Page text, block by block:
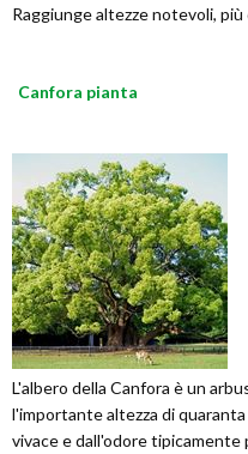
Raggiunge altezze notevoli,
Canfora pianta
L'albero della Canfora è un
l'importante altezza di
vivace e dall'odore